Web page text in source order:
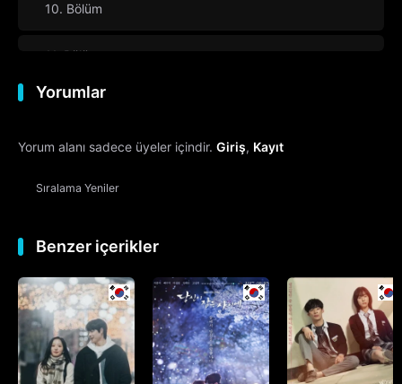
10. Bölüm
11. Bölüm
12. Bölüm
Yorumlar
Yorum alanı sadece üyeler içindir. Giriş, Kayıt
Sıralama Yeniler
Benzer içerikler